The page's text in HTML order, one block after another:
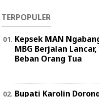
TERPOPULER
Kepsek MAN
MBG Berjalan
Beban Orang Tua
Bupati Karolin